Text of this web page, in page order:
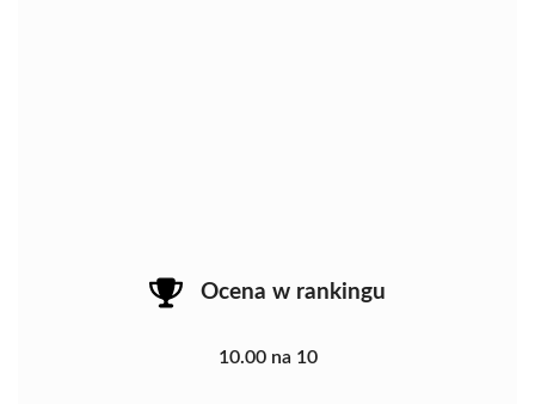
Ocena w rankingu
10.00 na 10